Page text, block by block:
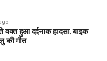
वक्त हुआ दर्दनाक हादसा, बाइक
की मौत